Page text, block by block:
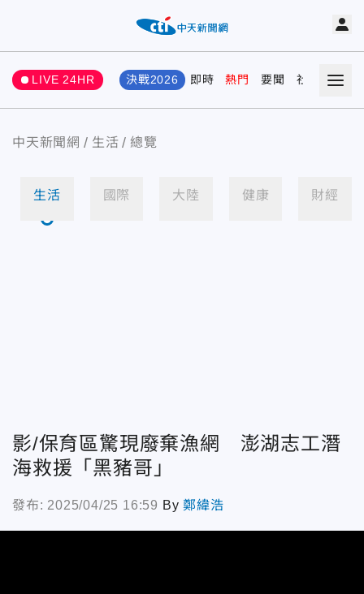
LIVE 24HR 決戰2026 即時 熱門 要聞 社會 娛樂
中天新聞網 生活 總覽
生活 國際 大陸 健康 財經
影/保育區驚現廢棄漁網 澎湖志工潛
海救援「黑豬哥」
發布: 2025/04/25 16:59 By鄭緯浩